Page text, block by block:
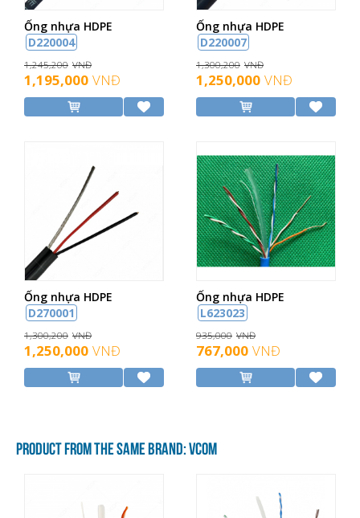
Ống nhựa HDPE
D220004
1,245,200 VNĐ
1,195,000 VNĐ
Ống nhựa HDPE
D220007
1,300,200 VNĐ
1,250,000 VNĐ
Ống nhựa HDPE
D270001
1,300,200 VNĐ
1,250,000 VNĐ
Ống nhựa HDPE
L623023
935,000 VNĐ
767,000 VNĐ
PRODUCT FROM THE SAME BRAND: VCOM